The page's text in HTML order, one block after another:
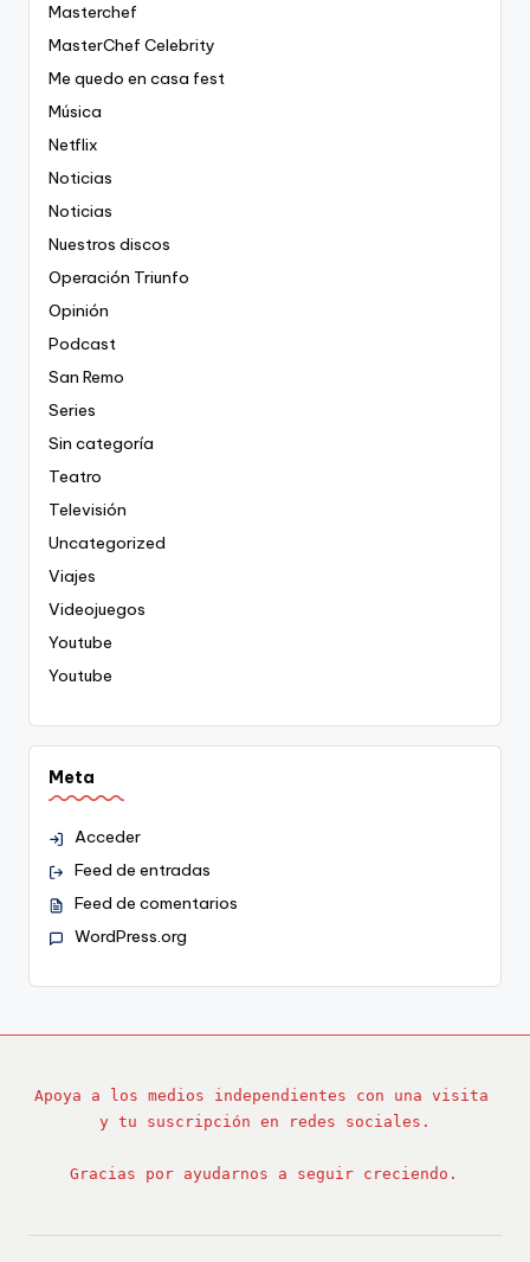
Masterchef
MasterChef Celebrity
Me quedo en casa fest
Música
Netflix
Noticias
Noticias
Nuestros discos
Operación Triunfo
Opinión
Podcast
San Remo
Series
Sin categoría
Teatro
Televisión
Uncategorized
Viajes
Videojuegos
Youtube
Youtube
Meta
Acceder
Feed de entradas
Feed de comentarios
WordPress.org
Apoya a los medios independientes con una visita
y tu suscripción en redes sociales.
Gracias por ayudarnos a seguir creciendo.